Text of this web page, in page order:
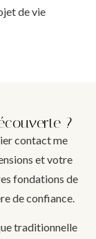
de vie
?
contact me
et votre
fondations de
de confiance.
traditionnelle